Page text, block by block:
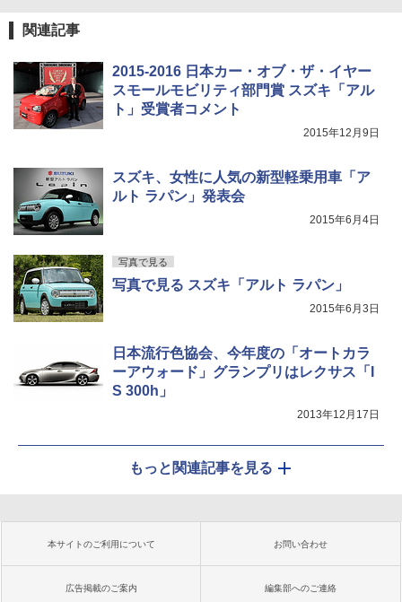
関連記事
2015-2016 日本カー・オブ・ザ・イヤー
スモールモビリティ部門賞 スズキ「アル
ト」受賞者コメント
2015年12月9日
スズキ、女性に人気の新型軽乗用車「ア
ルト ラパン」発表会
2015年6月4日
写真で見る
写真で見る スズキ「アルト ラパン」
2015年6月3日
日本流行色協会、今年度の「オートカラ
ーアウォード」グランプリはレクサス「I
S 300h」
2013年12月17日
もっと関連記事を見る
本サイトのご利用について お問い合わせ
広告掲載のご案内 編集部へのご連絡